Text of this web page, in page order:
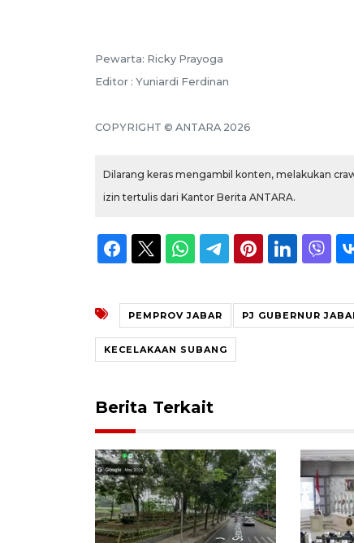
Pewarta: Ricky Prayoga
Editor : Yuniardi Ferdinan
COPYRIGHT © ANTARA 2026
Dilarang keras mengambil konten, melakukan
izin tertulis dari Kantor Berita ANTARA.
PEMPROV JABAR PJ GUBERNUR
KECELAKAAN SUBANG
Berita Terkait